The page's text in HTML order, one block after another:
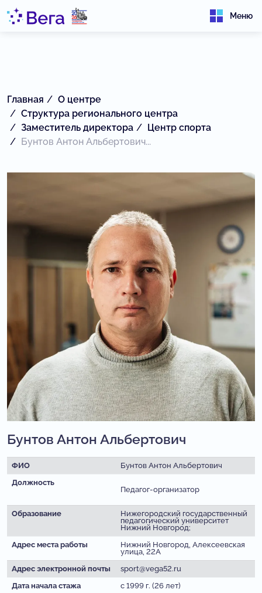
Меню
Главная
О центре
Структура регионального центра
Заместитель директора
Центр спорта
Бунтов Антон Альбертович...
Бунтов Антон Альбертович
ФИО
Бунтов Антон Альбертович
Должность
Педагог-организатор
Образование
Нижегородский государственный
педагогический университет
Нижний Новгород;
Адрес места работы
Нижний Новгород, Алексеевская
улица, 22А
Адрес электронной почты
sport@vega52.ru
Дата начала стажа
с 1999 г. (26 лет)